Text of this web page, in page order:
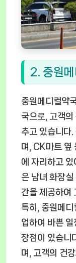
2. 중원
중원메디컬약
국으로, 고객
추고 있습니
며, CK마트 옆
에 자리하고
은 남녀 화장
간을 제공하여
특히, 중원메
업하여 바쁜
장점이 있습니
며, 고객의 건